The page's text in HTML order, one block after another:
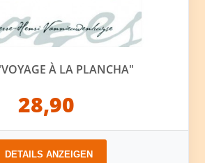
À LA PLANCHA"
28,90
DETAILS ANZEIGEN